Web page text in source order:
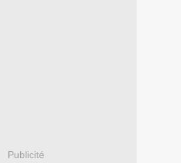
Publicité